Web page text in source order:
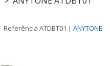
Referência ATDBT01 | ANYTONE